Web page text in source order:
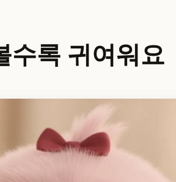
수록 귀여워요